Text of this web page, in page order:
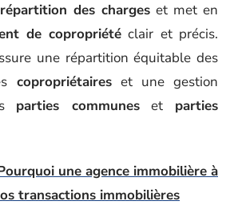
répartition des charges et met en
de copropriété clair et précis.
une répartition équitable des
copropriétaireset une gestion
parties communeset parties
une agence immobilière à
transactions immobilières